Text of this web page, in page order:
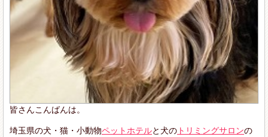
皆さんこんばんは。
埼玉県の犬・猫・小動物ペットホテルと犬の トリミングサロンの